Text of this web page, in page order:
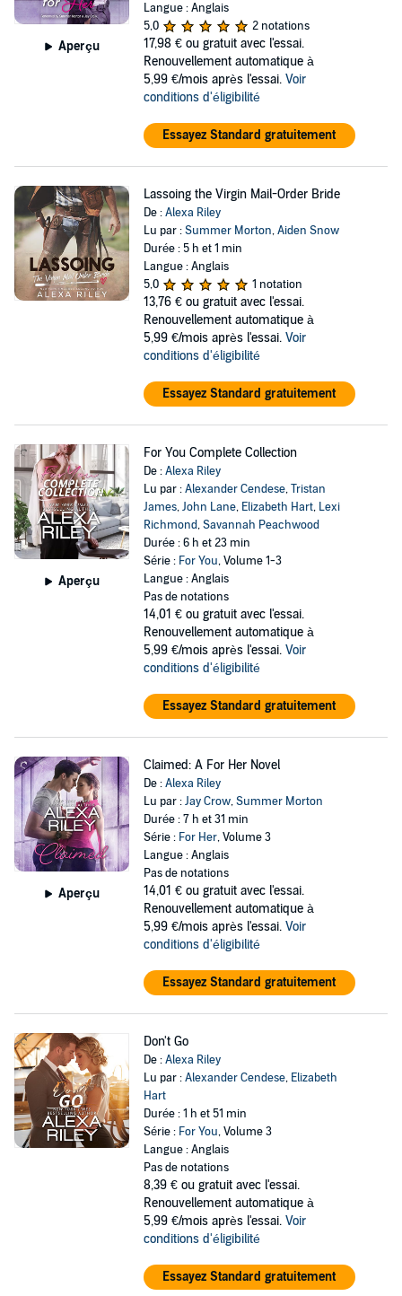
Aperçu
Langue : Anglais
5,0
2 notations
17,98 € ou gratuit avec l'essai.
Renouvellement automatique à
5,99 €/mois après l'essai. Voir
conditions d'éligibilité
Essayez Standard gratuitement
Lassoing the Virgin Mail-Order Bride
De :Alexa Riley
Lu par :Summer Morton,Aiden Snow
Durée : 5 h et 1 min
Langue : Anglais
5,0
1 notation
13,76 € ou gratuit avec l'essai.
Renouvellement automatique à
5,99 €/mois après l'essai. Voir
conditions d'éligibilité
Essayez Standard gratuitement
Aperçu
For You Complete Collection
De :Alexa Riley
Lu par :Alexander Cendese,Tristan
James,John Lane, Elizabeth Hart, Lexi
Richmond,Savannah Peachwood
Durée : 6 h et 23 min
Série : For You, Volume 1-3
Langue : Anglais
Pas de notations
14,01 € ou gratuit avec l'essai.
Renouvellement automatique à
5,99 €/mois après l'essai. Voir
conditions d'éligibilité
Essayez Standard gratuitement
Aperçu
Claimed: A For Her Novel
De :Alexa Riley
Lu par :Jay Crow,Summer Morton
Durée : 7 h et 31 min
Série : For Her, Volume 3
Langue : Anglais
Pas de notations
14,01 € ou gratuit avec l'essai.
Renouvellement automatique à
5,99 €/mois après l'essai. Voir
conditions d'éligibilité
Essayez Standard gratuitement
Don't Go
De :Alexa Riley
Lu par :Alexander Cendese, Elizabeth
Hart
Durée : 1 h et 51 min
Série : For You, Volume 3
Langue : Anglais
Pas de notations
8,39 € ou gratuit avec l'essai.
Renouvellement automatique à
5,99 €/mois après l'essai. Voir
conditions d'éligibilité
Essayez Standard gratuitement